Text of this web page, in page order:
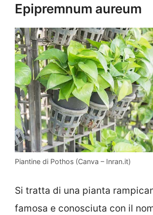
Epipremnum aureum
Piantine di Pothos (Canva – Inran.it)
Si tratta di una pianta
famosa e conosciuta con il